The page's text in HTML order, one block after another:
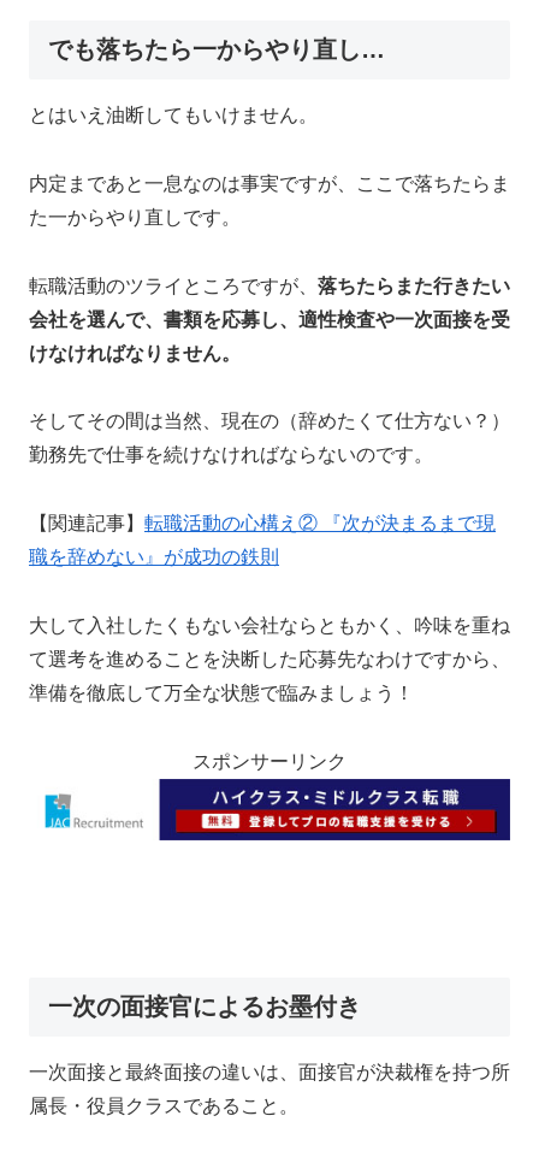
でも落ちたら一からやり直し…
とはいえ油断してもいけません。
内定まであと一息なのは事実ですが、ここで落ちたらま
た一からやり直しです。
転職活動のツライところですが、 落ちたら また行きたい
会社を選んで、書類を応募し、適性検査や一次面接を受
けなければなりません。
そしてその間は当然、現在の（辞めたくて仕方ない？）
勤務先で仕事を続けなければならないのです。
【関連記事】 転職活動の心構え② 『次が決まるまで現
職を辞めない』が成功の鉄則
大して入社したくもない会社ならともかく、吟味を重ね
て選考を進めることを決断した応募先なわけですから、
準備を徹底して万全な状態で臨みましょう！
スポンサーリンク
一次の面接官によるお墨付き
一次面接と最終面接の違いは、面接官が決裁権を持つ所
属長・役員クラスであること。